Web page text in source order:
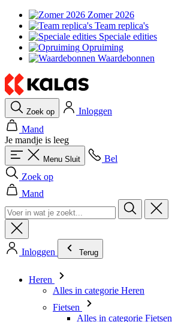
Zomer 2026
Team replica's
Speciale edities
Opruiming
Waardebonnen
Zoek op
Inloggen
Mand
Je mandje is leeg
Menu Sluit
Bel
Zoek op
Mand
Inloggen Terug
Heren
Alles in categorie Heren
Fietsen
Alles in categorie Fietsen